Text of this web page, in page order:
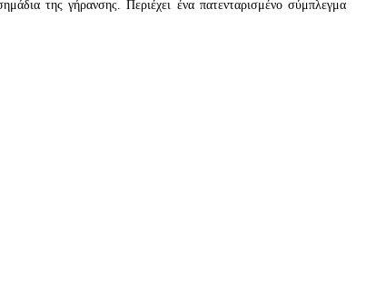
της γήρανσης. Περιέχει ένα πατενταρισμένο σύμπλεγμα